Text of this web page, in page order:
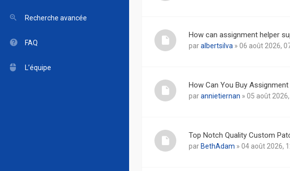
Recherche avancée
FAQ
L’équipe
How can assignment helper
paralbertsilva » 06 août 2026,
How Can You Buy
parannietiernan » 05 août
Top Notch Quality Custom
par BethAdam » 04 août 2026,